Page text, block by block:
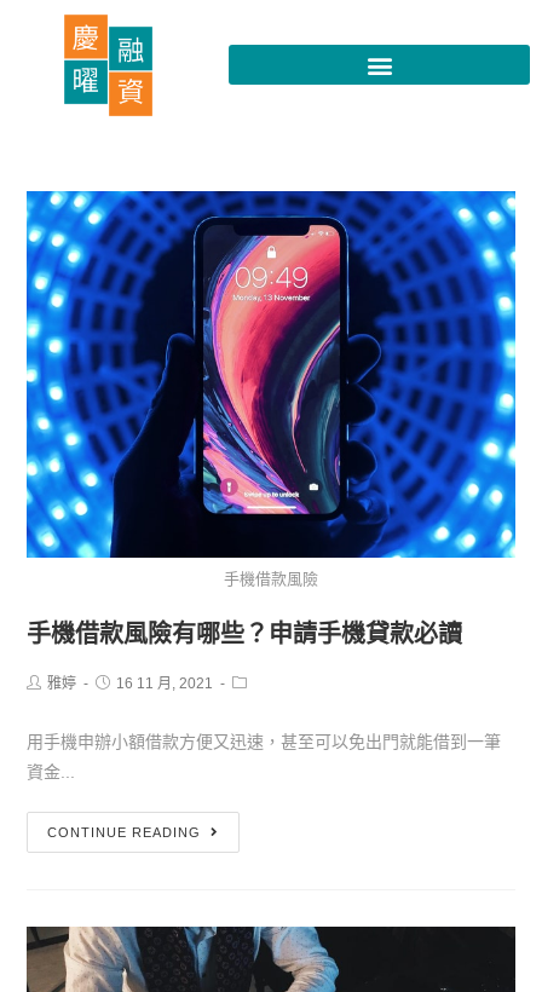
手機借款風險
手機借款風險有哪些？申請手機貸款必讀
雅婷 16 11 月, 2021
用手機申辦小額借款方便又迅速，甚至可以免出門就能借到一筆
資金...
CONTINUE READING